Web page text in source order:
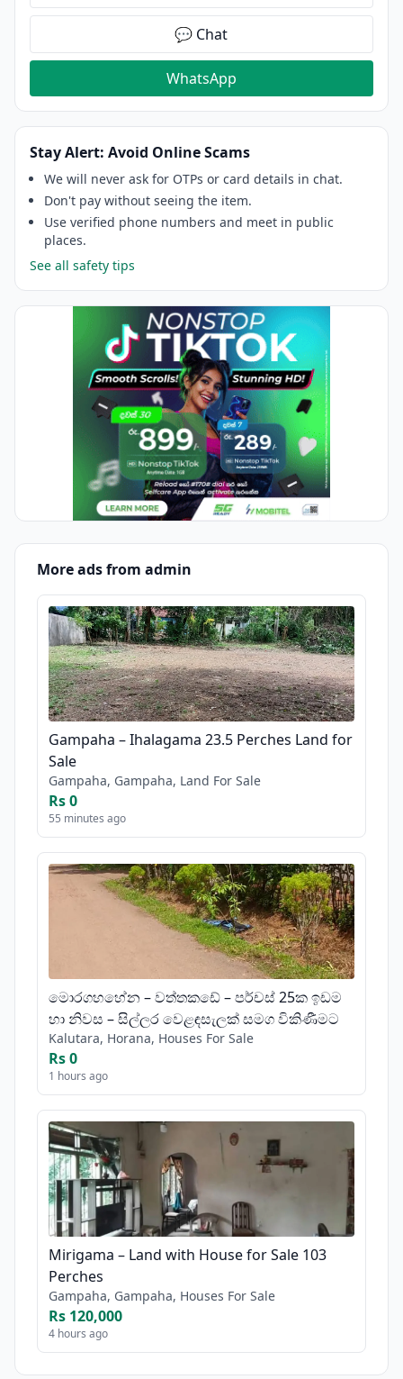
💬 Chat
WhatsApp
Stay Alert: Avoid Online Scams
We will never ask for OTPs or card details in chat.
Don't pay without seeing the item.
Use verified phone numbers and meet in public
places.
See all safety tips
More ads from admin
Gampaha – Ihalagama 23.5 Perches Land for
Sale
Gampaha, Gampaha, Land For Sale
Rs 0
55 minutes ago
මොරගහහේන – වත්තකඩේ – පර්චස් 25ක ඉඩම
හා නිවස – සිල්ලර වෙළඳසැලක් සමග විකිණීමට
Kalutara, Horana, Houses For Sale
Rs 0
1 hours ago
Mirigama – Land with House for Sale 103
Perches
Gampaha, Gampaha, Houses For Sale
Rs 120,000
4 hours ago